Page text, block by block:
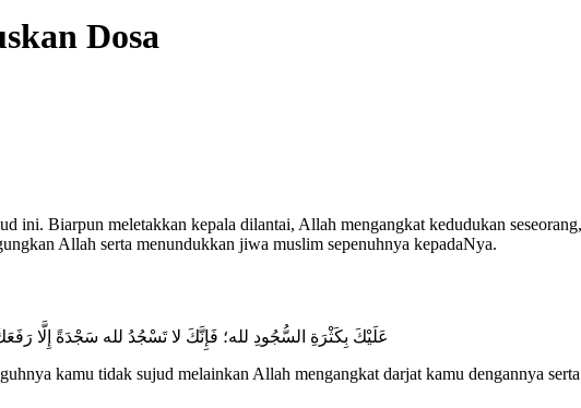
Dosa
ini. Biarpun meletakkan kepala dilantai, Allah mengangkat kedudukan
Allah serta menundukkan jiwa muslim sepenuhnya kepadaNya.
عَلَيْكَ بِكَثْرَةِ السُّجُودِ لله؛ فَإِنَّكَ لا تَسْجُدُ لله سَجْدَةً إِلَّا
kamu tidak sujud melainkan Allah mengangkat darjat kamu dengannya